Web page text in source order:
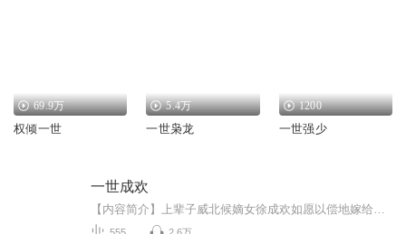
69.9万
权倾一世
5.4万
一世枭龙
1200
一世强少
一世成欢